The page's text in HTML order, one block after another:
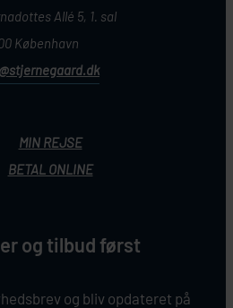
Allé 5, 1. sal
København
MIN REJSE
BETAL ONLINE
og tilbud først
og bliv opdateret på